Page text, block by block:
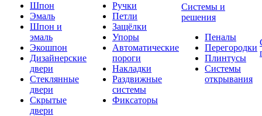
Шпон
Эмаль
Шпон и
эмаль
Экошпон
Дизайнерские
двери
Стеклянные
двери
Скрытые
двери
Ручки
Петли
Защёлки
Упоры
Автоматические
пороги
Накладки
Раздвижные
системы
Фиксаторы
Системы и
решения
Пеналы
Перегородки
Плинтусы
Системы
открывания